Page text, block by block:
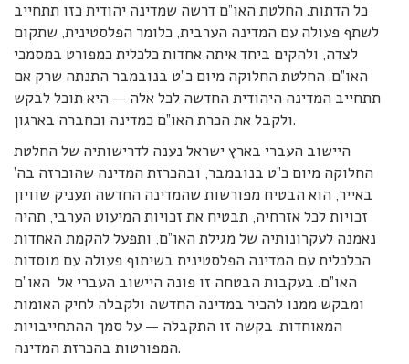
כל הדתות. החלטת האו”ם דרשה שמדינה יהודית כזו תתחייב
לשתף פעולה עם המדינה הערבית, כלומר הפלסטינית, שתקום
לצדה, ולהקים ביחד איתה אחדות כלכלית כמפורט במסמכי
האו”ם. החלטת החלוקה מיום כ”ט בנובמבר התנתה שרק אם
תתחייב המדינה היהודית החדשה לכל אלה — היא תוכל לבקש
ולקבל את הכרת האו”ם כמדינה וכחברה בארגון.
היישוב העברי בארץ ישראל נענה לדרישותיה של החלטת
החלוקה מיום כ”ט בנובמבר, ובהכרזת המדינה שהוכרזה בה’
באייר, הוא הבטיח מפורשות שהמדינה החדשה תעניק שוויון
זכויות לכל אזרחיה, תבטיח את זכויות המיעוט הערבי, תהיה
נאמנה לעקרונותיה של מגילת האו”ם, ותפעל להקמת האחדות
הכלכלית עם המדינה הפלסטינית בשיתוף פעולה עם מוסדות
האו”ם. בעקבות הבטחה זו פונה היישוב העברי אל האו”ם
ומבקש ממנו להכיר במדינה החדשה ולקבלה לחיק האומות
המאוחדות. בקשה זו התקבלה — על סמך ההתחייבויות
המפורטות בהכרזת המדינה.